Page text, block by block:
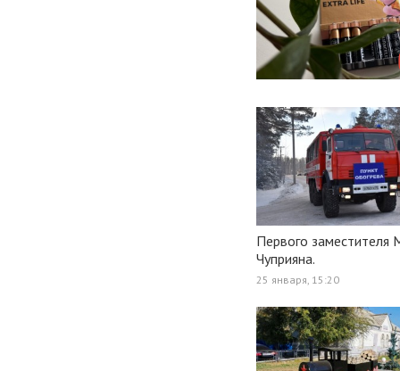
Первого заместителя
Чуприяна.
25 января, 15:20